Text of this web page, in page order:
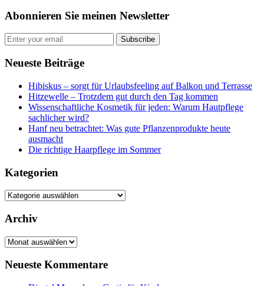
Abonnieren Sie meinen Newsletter
Subscribe
Neueste Beiträge
Hibiskus – sorgt für Urlaubsfeeling auf Balkon und Terrasse
Hitzewelle – Trotzdem gut durch den Tag kommen
Wissenschaftliche Kosmetik für jeden: Warum Hautpflege
sachlicher wird?
Hanf neu betrachtet: Was gute Pflanzenprodukte heute
ausmacht
Die richtige Haarpflege im Sommer
Kategorien
Kategorien
Archiv
Archiv
Neueste Kommentare